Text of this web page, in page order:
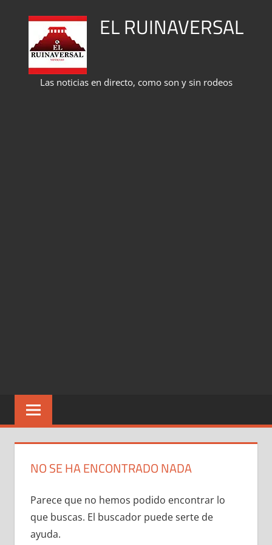
contenido
EL RUINAVERSAL
Las noticias en directo, como son y sin rodeos
NO SE HA ENCONTRADO NADA
Parece que no hemos podido encontrar lo
que buscas. El buscador puede serte de
ayuda.